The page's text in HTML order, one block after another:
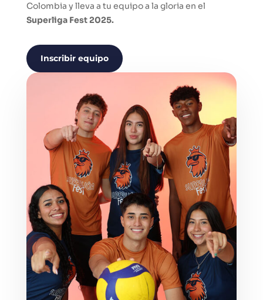
Colombia y lleva a tu equipo a la gloria en el
Superliga Fest 2025.
Inscribir equipo